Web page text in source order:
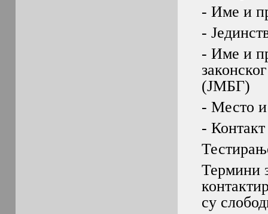
- Име и
-
- Име и
(ЈМБГ)
- Место и
-
Термини
су